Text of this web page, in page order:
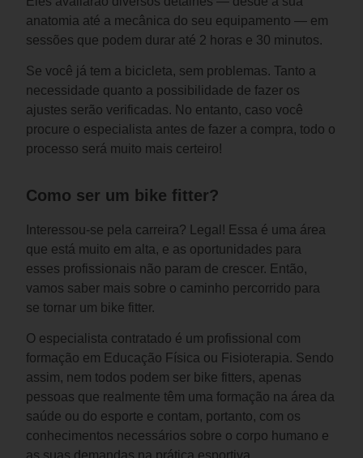
anatomia até a mecânica do seu equipamento — em
sessões que podem durar até 2 horas e 30 minutos.
Se você já tem a bicicleta, sem problemas. Tanto a
necessidade quanto a possibilidade de fazer os
ajustes serão verificadas. No entanto, caso você
procure o especialista antes de fazer a compra, todo o
processo será muito mais certeiro!
Como ser um bike fitter?
Interessou-se pela carreira? Legal! Essa é uma área
que está muito em alta, e as oportunidades para
esses profissionais não param de crescer. Então,
vamos saber mais sobre o caminho percorrido para
se tornar um bike fitter.
O especialista contratado é um profissional com
formação em Educação Física ou Fisioterapia. Sendo
assim, nem todos podem ser bike fitters, apenas
pessoas que realmente têm uma formação na área da
saúde ou do esporte e contam, portanto, com os
conhecimentos necessários sobre o corpo humano e
as suas demandas na prática esportiva.